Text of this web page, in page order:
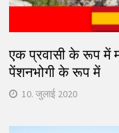
एक प्रवासी के रूप में
पेंशनभोगी के रूप में
10. जुलाई 2020